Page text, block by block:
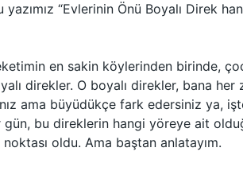
“Evlerinin Önü Boyalı Direk
en sakin köylerinden birinde,
direkler. O boyalı direkler, bana her
ama büyüdükçe fark edersiniz ya,
bu direklerin hangi yöreye ait
oldu. Ama baştan anlatayım.